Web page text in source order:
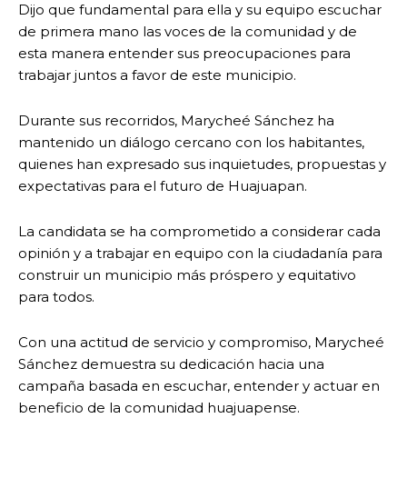
Dijo que fundamental para ella y su equipo escuchar
de primera mano las voces de la comunidad y de
esta manera entender sus preocupaciones para
trabajar juntos a favor de este municipio.
Durante sus recorridos, Marycheé Sánchez ha
mantenido un diálogo cercano con los habitantes,
quienes han expresado sus inquietudes, propuestas y
expectativas para el futuro de Huajuapan.
La candidata se ha comprometido a considerar cada
opinión y a trabajar en equipo con la ciudadanía para
construir un municipio más próspero y equitativo
para todos.
Con una actitud de servicio y compromiso, Marycheé
Sánchez demuestra su dedicación hacia una
campaña basada en escuchar, entender y actuar en
beneficio de la comunidad huajuapense.